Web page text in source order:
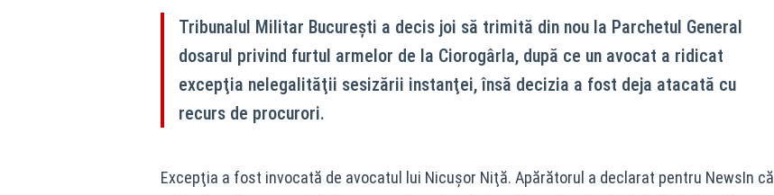
Tribunalul Militar Bucureşti a decis joi să trimită din nou la Parchetul General
dosarul privind furtul armelor de la Ciorogârla, după ce un avocat a ridicat
excepţia nelegalităţii sesizării instanţei, însă decizia a fost deja atacată cu
recurs de procurori.
Excepţia a fost invocată de avocatul lui Nicuşor Niţă. Apărătorul a declarat pentru NewsIn că